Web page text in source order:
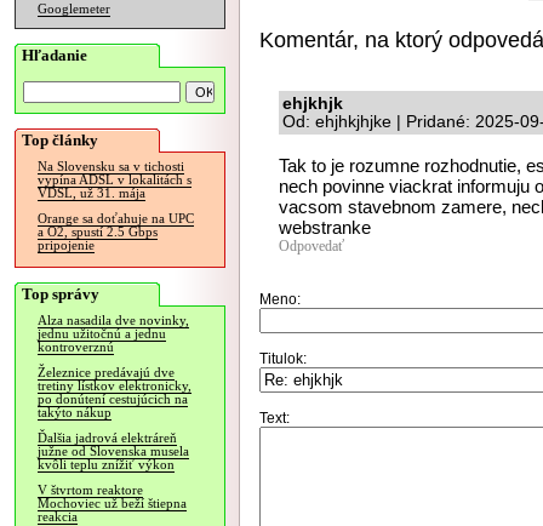
Googlemeter
Hľadanie
Top články
Na Slovensku sa v tichosti
vypína ADSL v lokalitách s
VDSL, už 31. mája
Orange sa doťahuje na UPC
a O2, spustí 2.5 Gbps
pripojenie
Top správy
Alza nasadila dve novinky,
jednu užitočnú a jednu
kontroverznú
Železnice predávajú dve
tretiny lístkov elektronicky,
po donútení cestujúcich na
takýto nákup
Ďalšia jadrová elektráreň
južne od Slovenska musela
kvôli teplu znížiť výkon
V štvrtom reaktore
Mochoviec už beží štiepna
reakcia
Komentár, na ktorý
ehjkhjk
Od: ehjhkjhjke | Pridané: 2025-
Tak to je rozumne rozhodnutie,
nech povinne viackrat informuju
vacsom stavebnom zamere,
webstranke
Odpovedať
Meno:
Titulok:
Text: